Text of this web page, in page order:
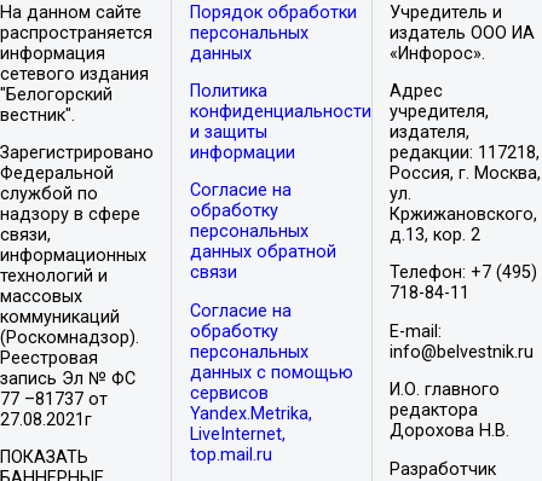
На данном сайте
распространяется
информация
сетевого издания
"Белогорский
вестник".
Зарегистрировано
Федеральной
службой по
надзору в сфере
связи,
информационных
технологий и
массовых
коммуникаций
(Роскомнадзор).
Реестровая
запись Эл № ФС
77 –81737 от
27.08.2021г
ПОКАЗАТЬ
Порядок обработки
персональных
данных
Политика
конфиденциальности
и защиты
информации
Согласие на
обработку
персональных
данных обратной
связи
Согласие на
обработку
персональных
данных с помощью
сервисов
Yandex.Metrika,
LiveInternet,
top.mail.ru
Учредитель и
издатель ООО ИА
«Инфорос».
Адрес
учредителя,
издателя,
редакции: 117218,
Россия, г. Москва,
ул.
Кржижановского,
д.13, кор. 2
Телефон: +7 (495)
718-84-11
E-mail:
info@belvestnik.ru
И.О. главного
редактора
Дорохова Н.В.
Разработчик